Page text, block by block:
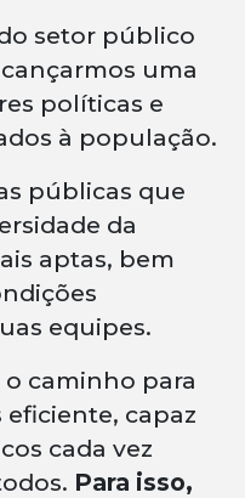
setor público
uma
políticas e
à população.
públicas que
da
aptas, bem
equipes.
caminho para
capaz
cada vez
Para isso,